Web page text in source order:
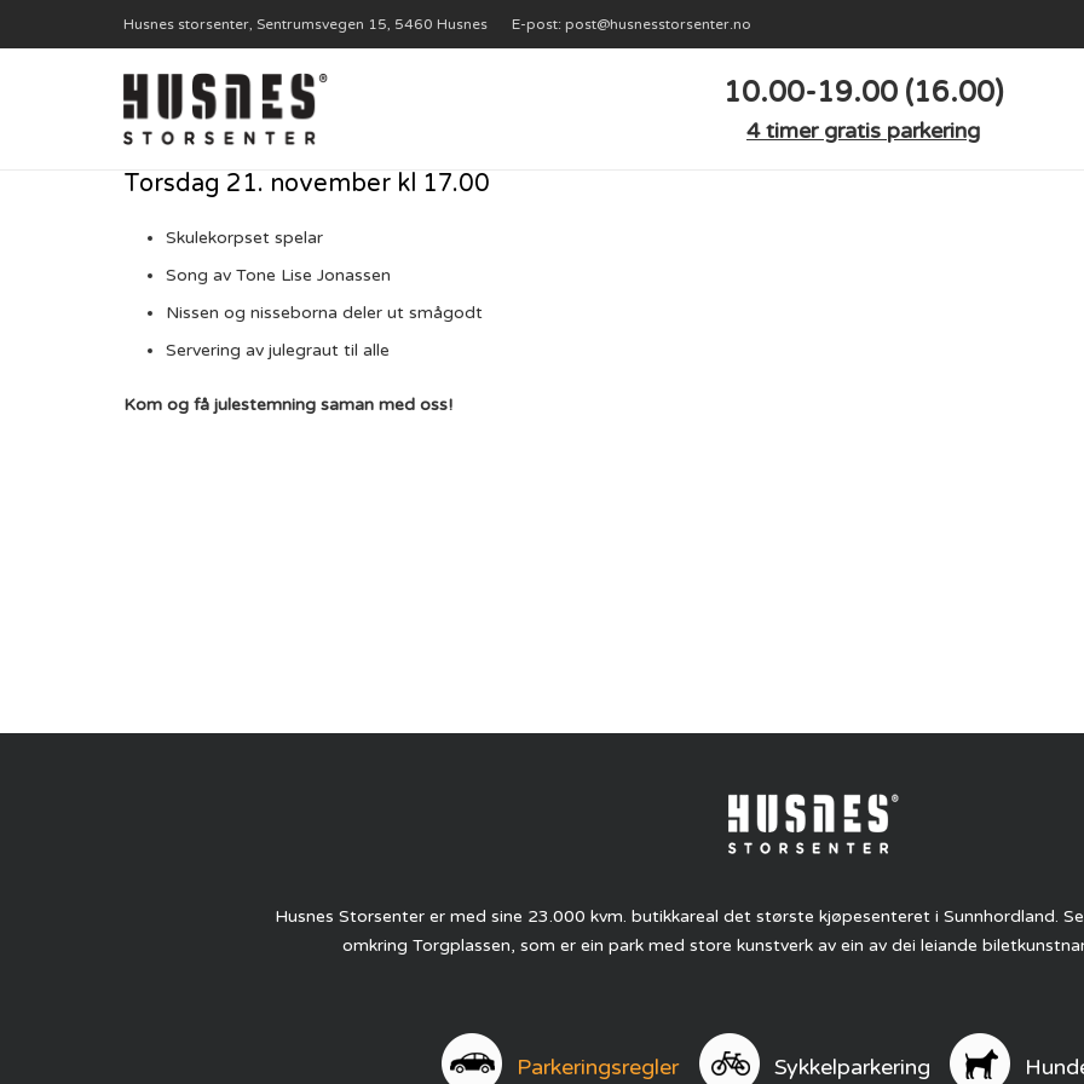
Husnes storsenter, Sentrumsvegen 15, 5460 Husnes E-post: post@husnesstorsenter.no
10.00-19.00 (16.00)
4 timer gratis parkering
Torsdag 21. november kl 17.00
Skulekorpset spelar
Song av Tone Lise Jonassen
Nissen og nisseborna deler ut smågodt
Servering av julegraut til alle
Kom og få julestemning saman med oss!
Husnes Storsenter er med sine 23.000 kvm. butikkareal det største kjøpesenteret i Sunnhordland.
omkring Torgplassen, som er ein park med store kunstverk av ein av dei leiande
Parkeringsregler Sykkelparkering